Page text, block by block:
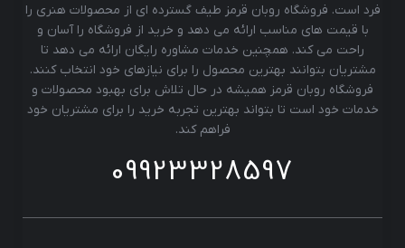
فرد است. فروشگاه روبان قرمز طیف گسترده ای از محصولات هنری را
با قیمت های مناسب ارائه می دهد و خرید از فروشگاه را آسان و
راحت می کند. همچنین خدمات مشاوره رایگان ارائه می دهد تا
مشتریان بتوانند بهترین محصول را برای نیازهای خود انتخاب کنند.
فروشگاه روبان قرمز همیشه در حال تلاش برای بهبود محصولات و
خدمات خود است تا بتواند بهترین تجربه خرید را برای مشتریان خود
فراهم کند.
09923328597